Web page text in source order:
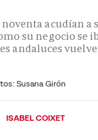
acudían a
su negocio se
andaluces
Susana Girón
ISABEL COIXET